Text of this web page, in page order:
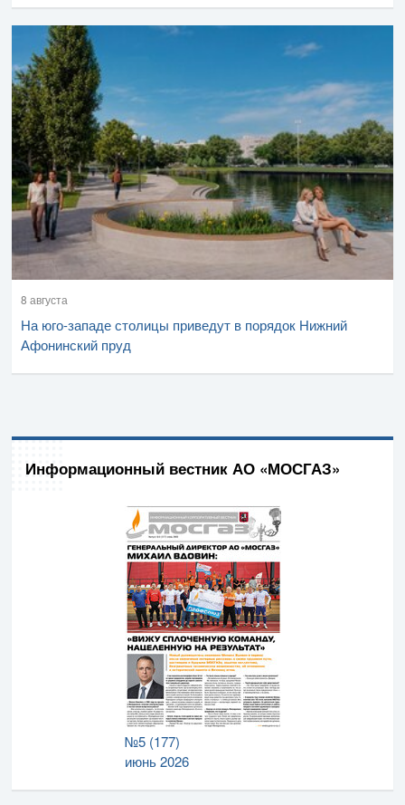
8 августа
На юго-западе столицы приведут в порядок Нижний
Афонинский пруд
Информационный вестник АО «МОСГАЗ»
№5 (177)
июнь 2026